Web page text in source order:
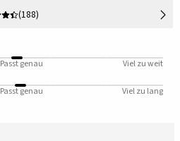
(188)
Passt genau Viel zu weit
Passt genau Viel zu lang